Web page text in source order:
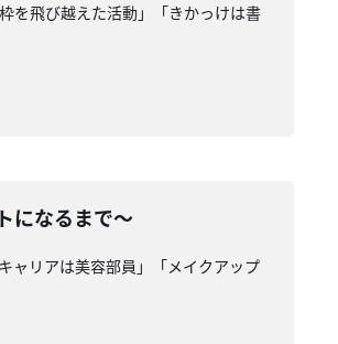
を飛び越えた活動」「きかっけは書
になるまで〜
ャリアは美容部員」「メイクアップ